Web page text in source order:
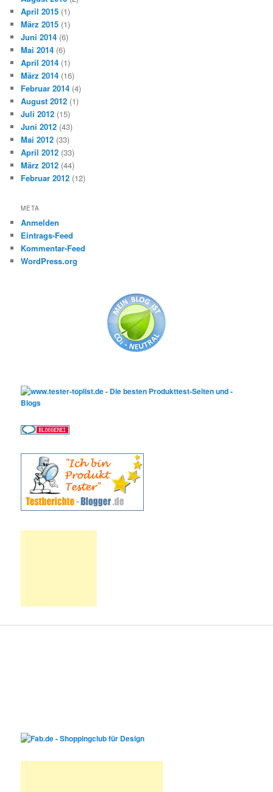
April 2015 (1)
März 2015 (1)
Juni 2014 (6)
Mai 2014 (6)
April 2014 (1)
März 2014 (16)
Februar 2014 (4)
August 2012 (1)
Juli 2012 (15)
Juni 2012 (43)
Mai 2012 (33)
April 2012 (33)
März 2012 (44)
Februar 2012 (12)
META
Anmelden
Eintrags-Feed
Kommentar-Feed
WordPress.org